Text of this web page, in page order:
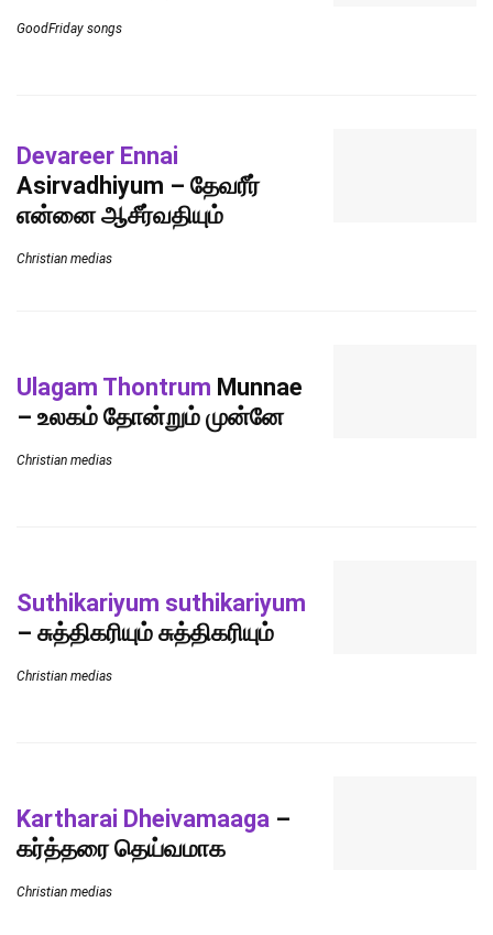
GoodFriday songs
Devareer Ennai
Asirvadhiyum – தேவரீர்
என்னை ஆசீர்வதியும்
Christian medias
Ulagam Thontrum Munnae
– உலகம் தோன்றும் முன்னே
Christian medias
Suthikariyum suthikariyum
– சுத்திகரியும் சுத்திகரியும்
Christian medias
Kartharai Dheivamaaga –
கர்த்தரை தெய்வமாக
Christian medias